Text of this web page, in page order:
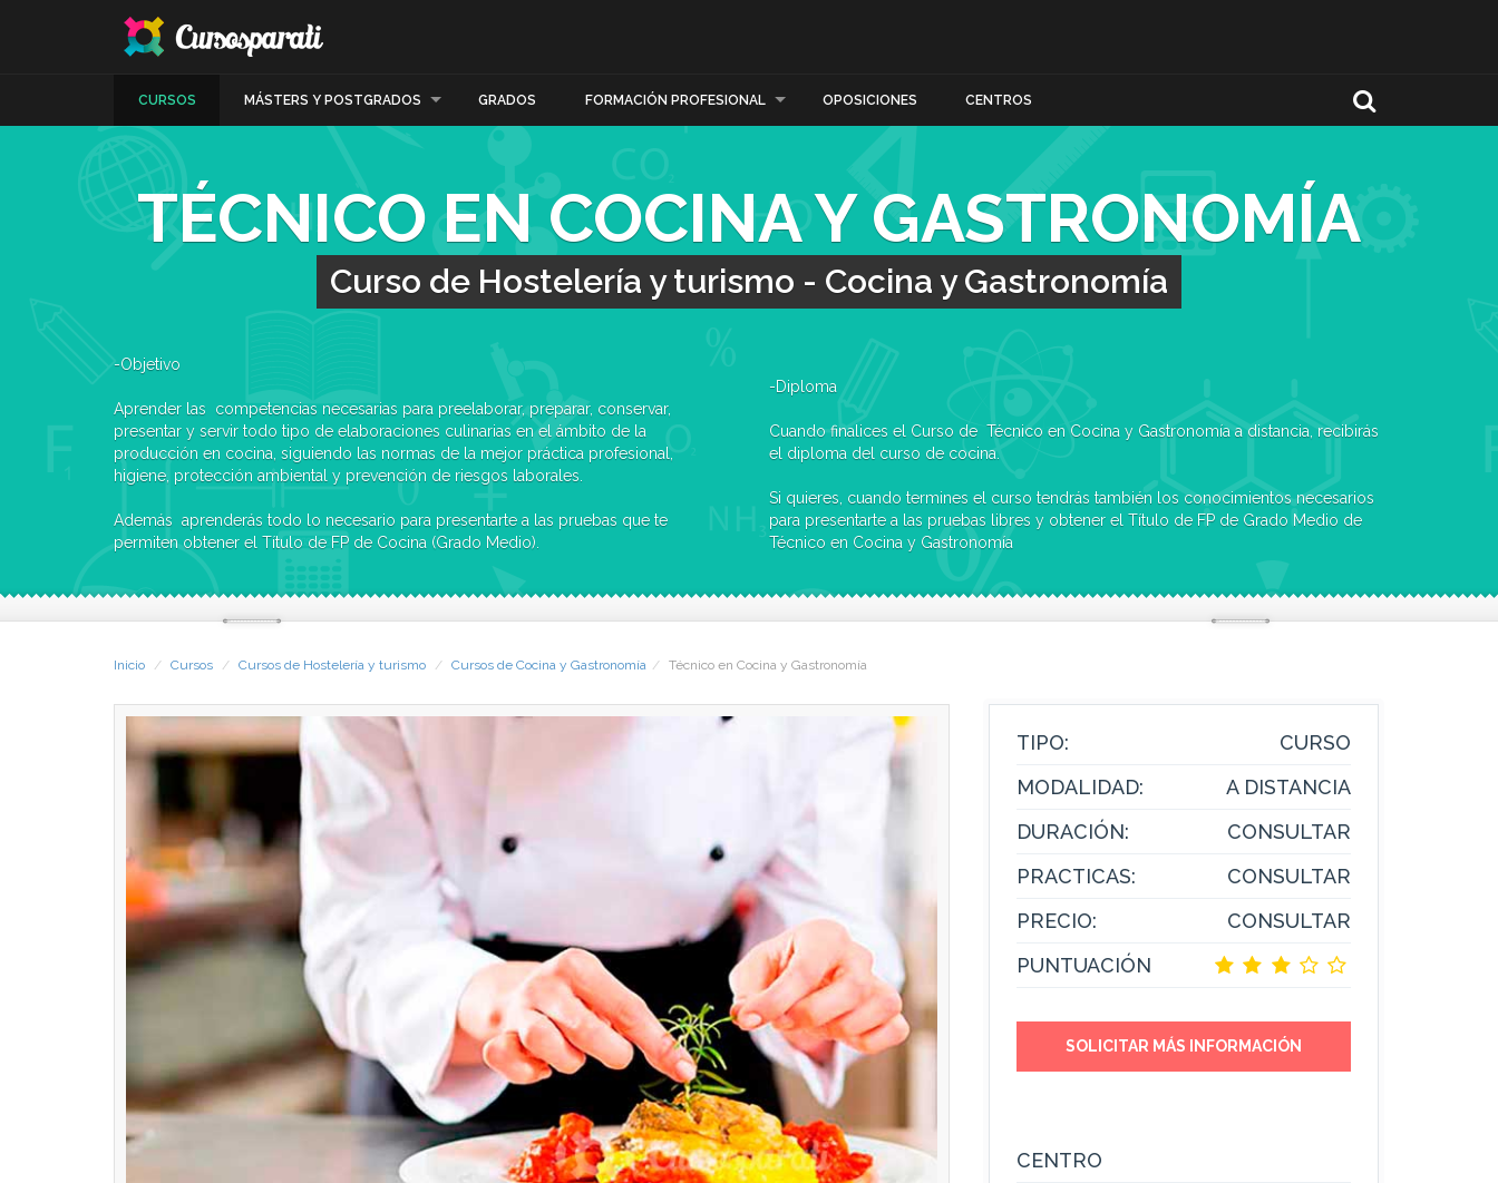
CURSOS MÁSTERS Y POSTGRADOS GRADOS FORMACIÓN PROFESIONAL OPOSICIONES CENTROS
TÉCNICO EN COCINA Y GASTRONOMÍA
Curso de Hostelería y turismo - Cocina y Gastronomía
-Objetivo
Aprender las competencias necesarias para preelaborar, preparar, conservar,
presentar y servir todo tipo de elaboraciones culinarias en el ámbito de la
producción en cocina, siguiendo las normas de la mejor práctica profesional,
higiene, protección ambiental y prevención de riesgos laborales.
Además aprenderás todo lo necesario para presentarte a las pruebas que te
permiten obtener el Título de FP de Cocina (Grado Medio).
-Diploma
Cuando finalices el Curso de Técnico en Cocina y Gastronomía a distancia, recibirás
el diploma del curso de cocina.
Si quieres, cuando termines el curso tendrás también los conocimientos necesarios
para presentarte a las pruebas libres y obtener el Título de FP de Grado Medio de
Técnico en Cocina y Gastronomía
Inicio Cursos Cursos de Hostelería y turismo Cursos de Cocina y Gastronomía Técnico en Cocina y Gastronomía
TIPO:
CURSO
MODALIDAD:
A DISTANCIA
DURACIÓN:
CONSULTAR
PRACTICAS:
CONSULTAR
PRECIO:
CONSULTAR
PUNTUACIÓN
SOLICITAR MÁS INFORMACIÓN
CENTRO